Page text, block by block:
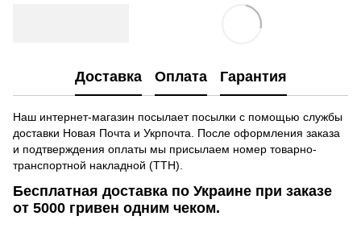
Доставка Оплата Гарантия
Наш интернет-магазин посылает посылки с помощью службы
доставки Новая Почта и Укрпочта. После оформления заказа
и подтверждения оплаты мы присылаем номер товарно-
транспортной накладной (ТТН).
Бесплатная доставка по Украине при заказе
от 5000 гривен одним чеком.